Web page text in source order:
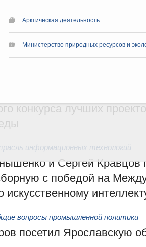
Арктическая деятельность
Министерство природных ресурсов и
7 августа, пятница
провёл заседание
конкурса лучших
информационных технологий
и Сергей Кравцов
с победой на
вопросы промышленной политики
посетил Ярославскую